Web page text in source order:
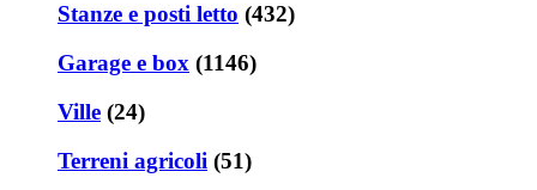
Stanze e posti letto (432)
Garage e box (1146)
Ville (24)
Terreni agricoli (51)